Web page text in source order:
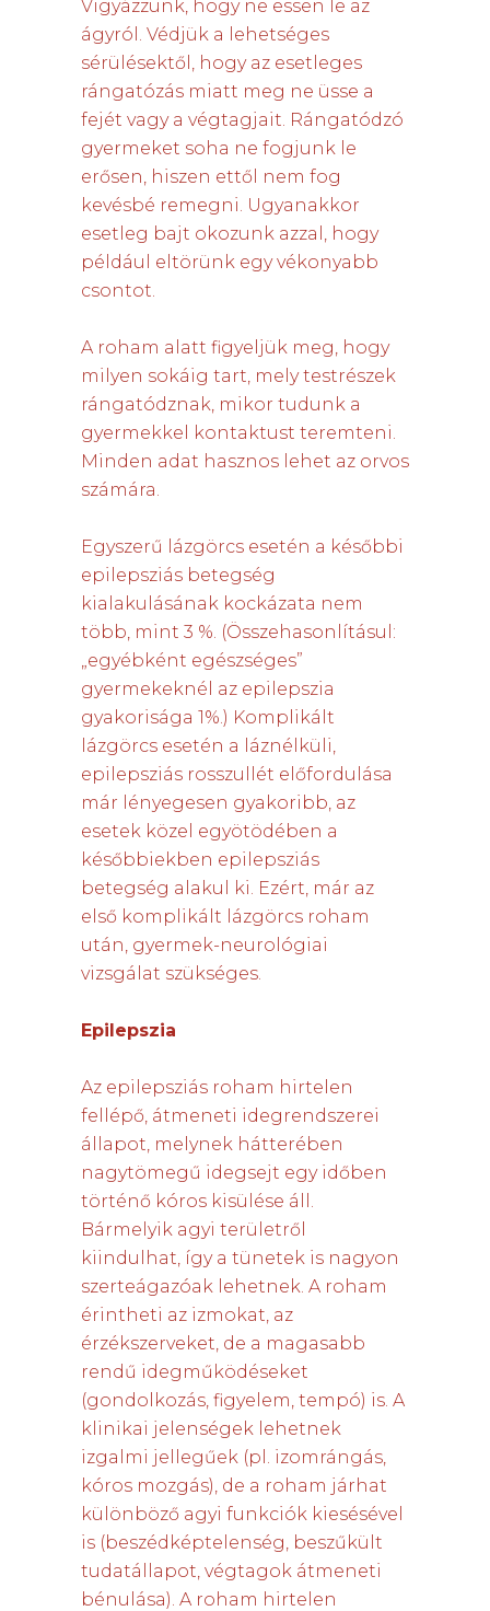
Vigyázzunk, hogy ne essen le az
ágyról. Védjük a lehetséges
sérülésektől, hogy az esetleges
rángatózás miatt meg ne üsse a
fejét vagy a végtagjait. Rángatódzó
gyermeket soha ne fogjunk le
erősen, hiszen ettől nem fog
kevésbé remegni. Ugyanakkor
esetleg bajt okozunk azzal, hogy
például eltörünk egy vékonyabb
csontot.
A roham alatt figyeljük meg, hogy
milyen sokáig tart, mely testrészek
rángatódznak, mikor tudunk a
gyermekkel kontaktust teremteni.
Minden adat hasznos lehet az orvos
számára.
Egyszerű lázgörcs esetén a későbbi
epilepsziás betegség
kialakulásának kockázata nem
több, mint 3 %. (Összehasonlításul:
„egyébként egészséges”
gyermekeknél az epilepszia
gyakorisága 1%.) Komplikált
lázgörcs esetén a láznélküli,
epilepsziás rosszullét előfordulása
már lényegesen gyakoribb, az
esetek közel egyötödében a
későbbiekben epilepsziás
betegség alakul ki. Ezért, már az
első komplikált lázgörcs roham
után, gyermek-neurológiai
vizsgálat szükséges.
Epilepszia
Az epilepsziás roham hirtelen
fellépő, átmeneti idegrendszerei
állapot, melynek hátterében
nagytömegű idegsejt egy időben
történő kóros kisülése áll.
Bármelyik agyi területről
kiindulhat, így a tünetek is nagyon
szerteágazóak lehetnek. A roham
érintheti az izmokat, az
érzékszerveket, de a magasabb
rendű idegműködéseket
(gondolkozás, figyelem, tempó) is. A
klinikai jelenségek lehetnek
izgalmi jellegűek (pl. izomrángás,
kóros mozgás), de a roham járhat
különböző agyi funkciók kiesésével
is (beszédképtelenség, beszűkült
tudatállapot, végtagok átmeneti
bénulása). A roham hirtelen